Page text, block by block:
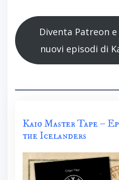
Diventa Patreon
nuovi episodi di
Kaio Master Tape –
the Icelanders